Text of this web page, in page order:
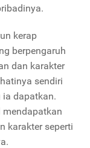
kerap
berpengaruh
dan karakter
sendiri
ia dapatkan.
mendapatkan
karakter seperti